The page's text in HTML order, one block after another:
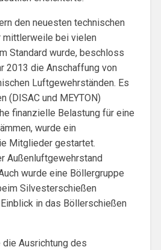
den neuesten technischen
mittlerweile bei vielen
Standard wurde, beschloss
2013 die Anschaffung von
Luftgewehrständen. Es
(DISAC und MEYTON)
finanzielle Belastung für eine
wurde ein
Mitglieder gestartet.
Außenluftgewehrstand
wurde eine Böllergruppe
Silvesterschießen
in das Böllerschießen
die Ausrichtung des